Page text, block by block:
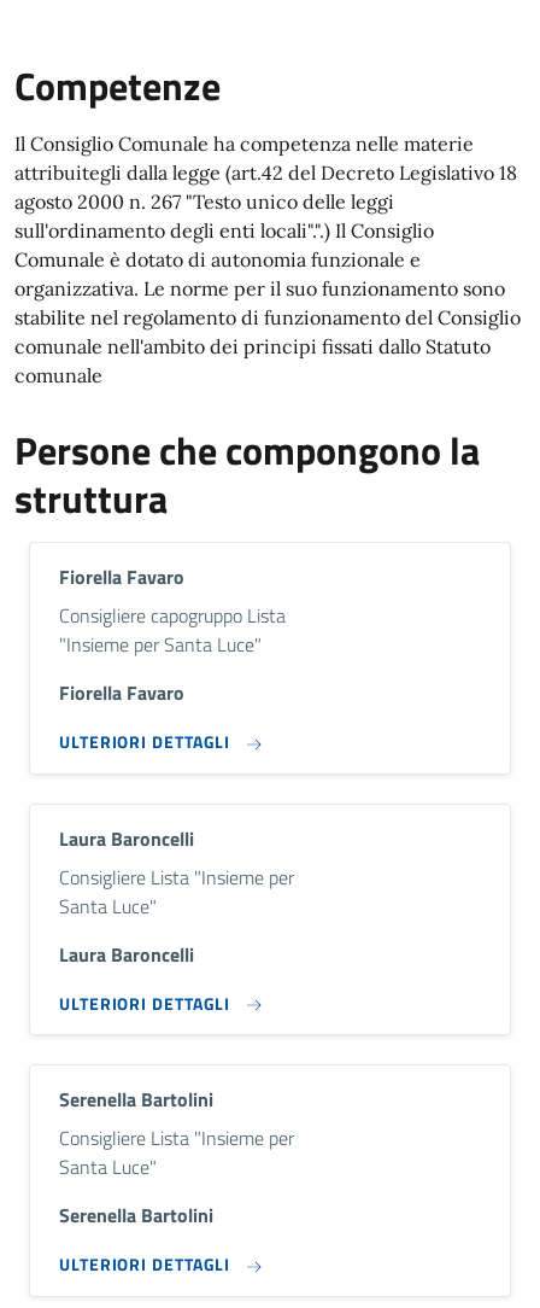
Competenze
Il Consiglio Comunale ha competenza nelle materie
attribuitegli dalla legge (art.42 del Decreto Legislativo 18
agosto 2000 n. 267 "Testo unico delle leggi
sull'ordinamento degli enti locali".".) Il Consiglio
Comunale è dotato di autonomia funzionale e
organizzativa. Le norme per il suo funzionamento sono
stabilite nel regolamento di funzionamento del Consiglio
comunale nell'ambito dei principi fissati dallo Statuto
comunale
Persone che compongono la
struttura
Fiorella Favaro
Descrizione breve
Consigliere capogruppo Lista
"Insieme per Santa Luce"
Fiorella Favaro
ULTERIORI DETTAGLI
Laura Baroncelli
Descrizione breve
Consigliere Lista "Insieme per
Santa Luce"
Laura Baroncelli
ULTERIORI DETTAGLI
Serenella Bartolini
Descrizione breve
Consigliere Lista "Insieme per
Santa Luce"
Serenella Bartolini
ULTERIORI DETTAGLI